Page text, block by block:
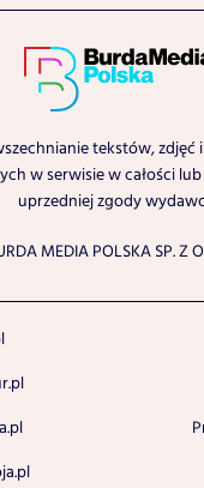
tekstów, zdjęć
w serwisie w całości
uprzedniej zgody
MEDIA POLSKA SP. Z